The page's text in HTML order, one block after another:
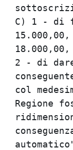
C) 1 - di
2 - di
col
Regione